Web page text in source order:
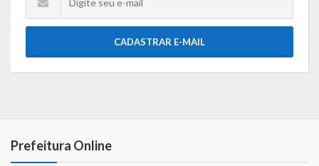
CADASTRAR E-MAIL
Prefeitura Online